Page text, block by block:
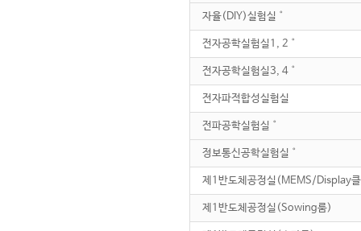
자율(DIY)실험실˚
전자공학실험실1, 2˚
전자공학실험실3, 4˚
전자파적합성실험실
전파공학실험실˚
정보통신공학실험실˚
제1반도체공정실(MEMS/Display
제1반도체공정실(Sowing룸)